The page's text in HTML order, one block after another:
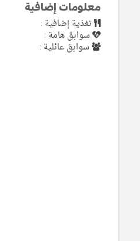
معلومات إضافية
تغذية إضافية :
سوابق هامة :
سوابق عائلية :